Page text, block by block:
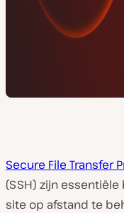
Secure File Transfer
(SSH) zijn
site op afstand te